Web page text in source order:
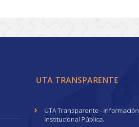
UTA TRANSPARENTE
UTA Transparente - Información
Institucional Pública.